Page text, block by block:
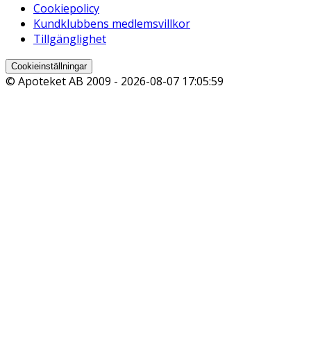
Cookiepolicy
Kundklubbens medlemsvillkor
Tillgänglighet
Cookieinställningar
© Apoteket AB 2009 - 2026-08-07 17:05:59